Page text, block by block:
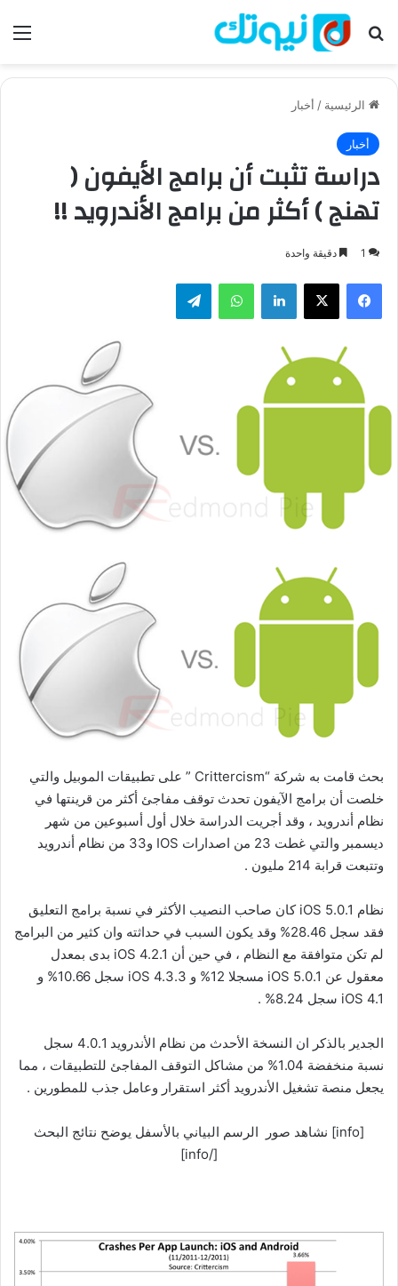
بحث عن
الرئيسية / أخبار
أخبار
دراسة تثبت أن برامج الأيفون (
تهنج ) أكثر من برامج الأندرويد !!
1 دقيقة واحدة
فيسبوك لينكدإن واتساب
بحث قامت به شركة “Crittercism ” على تطبيقات الموبيل والتي
خلصت أن برامج الآيفون تحدث توقف مفاجئ أكثر من قرينتها في
نظام أندرويد ، وقد أجريت الدراسة خلال أول أسبوعين من شهر
ديسمبر والتي غطت 23 من اصدارات IOS و33 من نظام أندرويد
وتتبعت قرابة 214 مليون .
نظام iOS 5.0.1 كان صاحب النصيب الأكثر في نسبة برامج التعليق
فقد سجل 28.46% وقد يكون السبب في حداثته وان كثير من البرامج
لم تكن متوافقة مع النظام ، في حين أن iOS 4.2.1 بدى بمعدل
معقول عن iOS 5.0.1 مسجلا 12% و iOS 4.3.3 سجل 10.66% و
iOS 4.1 سجل 8.24% .
الجدير بالذكر ان النسخة الأحدث من نظام الأندرويد 4.0.1 سجل
نسبة منخفضة 1.04% من مشاكل التوقف المفاجئ للتطبيقات ، مما
يجعل منصة تشغيل الأندرويد أكثر استقرار وعامل جذب للمطورين .
[info] نشاهد صور الرسم البياني بالأسفل يوضح نتائج البحث
[/info]